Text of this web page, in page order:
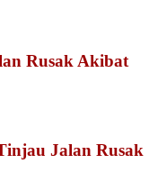
Rusak Akibat
Jalan Rusak